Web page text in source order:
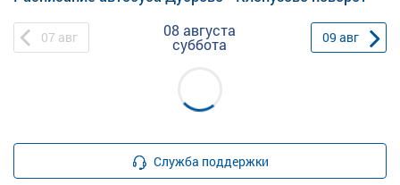
07 авг 08 августа
суббота 09 авг
Служба поддержки